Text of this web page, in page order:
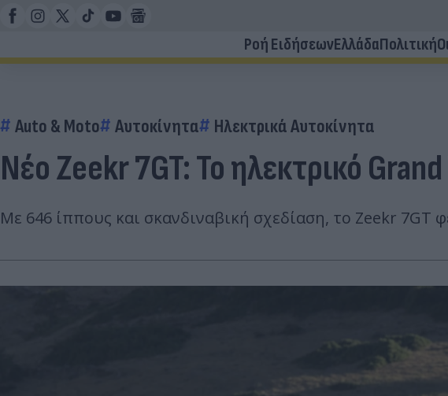
Ροή ΕιδήσεωνΕλλάδαΠολιτική
Auto & Moto Αυτοκίνητα Ηλεκτρικά Αυτοκίνητα
Νέο Zeekr 7GT: Το ηλεκτρικό
Με 646 ίππους και σκανδιναβική σχεδίαση, το Zeekr